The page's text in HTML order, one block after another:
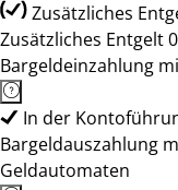
Zusätzliches
Zusätzliches Entgelt
Bargeldeinzahlung
In der
Bargeldauszahlung
Geldautomaten